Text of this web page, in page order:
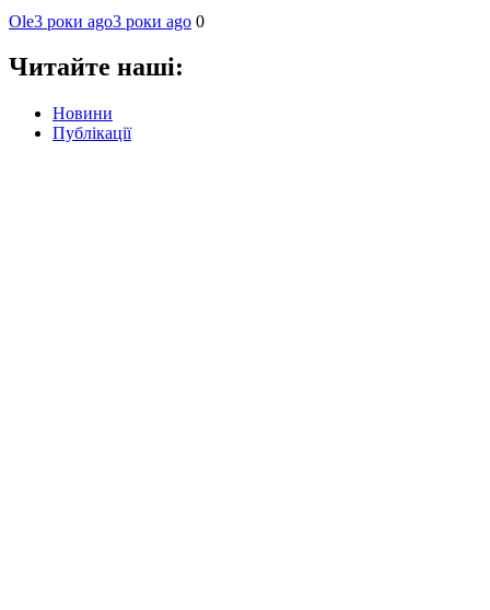
Ole3 роки ago3 роки ago 0
Читайте наші:
Новини
Публікації